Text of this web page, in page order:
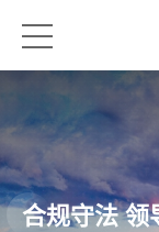
合规守法 领